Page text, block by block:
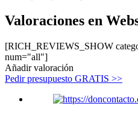
Valoraciones en
[RICH_REVIEWS_SHOW
num="all"]
Añadir valoración
Pedir presupuesto GRATIS >>